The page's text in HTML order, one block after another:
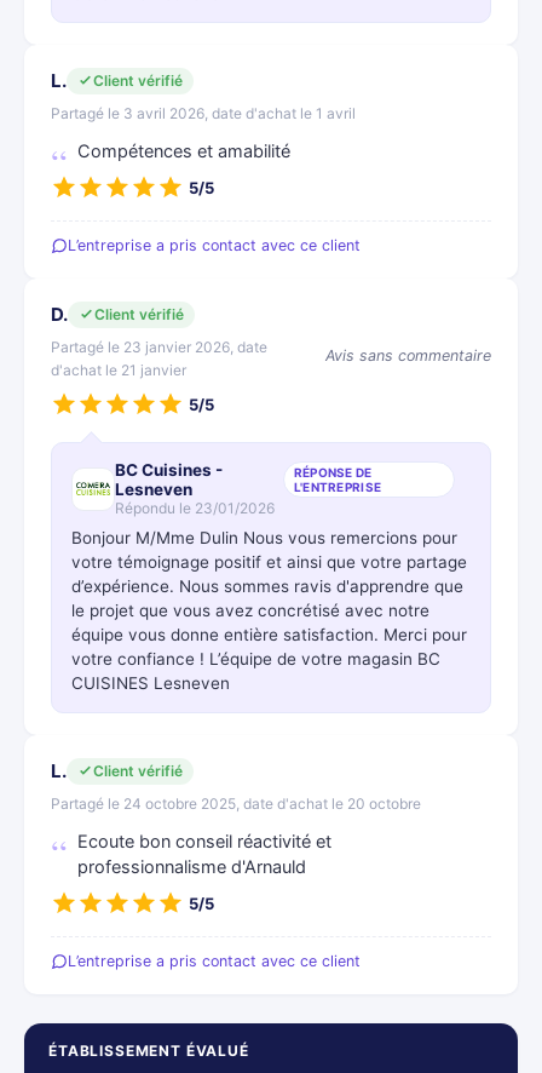
ÉTABLISSEMENT ÉVALUÉ
L.
Client vérifié
Partagé le 3 avril 2026, date d'achat le 1 avril
Compétences et amabilité
5/5
L’entreprise a pris contact avec ce client
D.
Client vérifié
Partagé le 23 janvier 2026, date
d'achat le 21 janvier
Avis sans commentaire
5/5
BC Cuisines -
Lesneven
RÉPONSE DE
L'ENTREPRISE
Répondu le 23/01/2026
Bonjour M/Mme Dulin Nous vous remercions pour
votre témoignage positif et ainsi que votre partage
d’expérience. Nous sommes ravis d'apprendre que
le projet que vous avez concrétisé avec notre
équipe vous donne entière satisfaction. Merci pour
votre confiance ! L’équipe de votre magasin BC
CUISINES Lesneven
L.
Client vérifié
Partagé le 24 octobre 2025, date d'achat le 20 octobre
Ecoute bon conseil réactivité et
professionnalisme d'Arnauld
5/5
L’entreprise a pris contact avec ce client